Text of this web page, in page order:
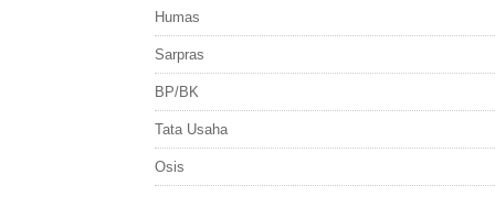
Humas
Sarpras
BP/BK
Tata Usaha
Osis